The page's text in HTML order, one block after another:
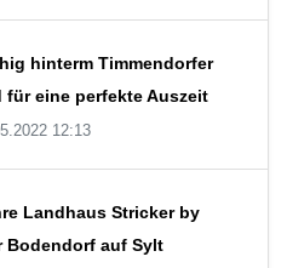
hinterm Timmendorfer
für eine perfekte Auszeit
12:13
Landhaus Stricker by
Bodendorf auf Sylt